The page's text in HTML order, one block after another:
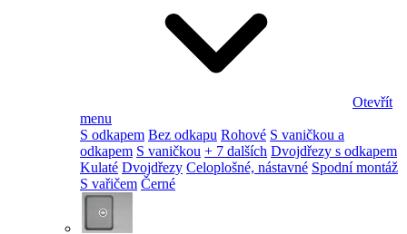
Otevřít
menu
S odkapem Bez odkapu Rohové S vaničkou a
odkapem S vaničkou + 7 dalších Dvojdřezy s odkapem
Kulaté Dvojdřezy Celoplošné, nástavné Spodní montáž
S vařičem Černé